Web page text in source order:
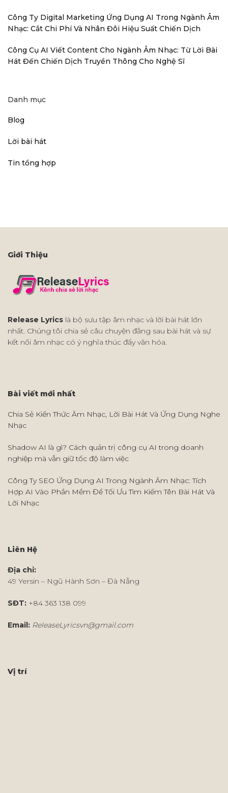
Công Ty Digital Marketing Ứng Dụng AI Trong Ngành Âm
Nhạc: Cắt Chi Phí Và Nhân Đôi Hiệu Suất Chiến Dịch
Công Cụ AI Viết Content Cho Ngành Âm Nhạc: Từ Lời Bài
Hát Đến Chiến Dịch Truyền Thông Cho Nghệ Sĩ
Danh mục
Blog
Lời bài hát
Tin tổng hợp
Giới Thiệu
Release Lyrics là bộ sưu tập âm nhạc và lời bài hát lớn
nhất. Chúng tôi chia sẻ câu chuyện đằng sau bài hát và sự
kết nối âm nhạc có ý nghĩa thúc đẩy văn hóa.
Bài viết mới nhất
Chia Sẻ Kiến Thức Âm Nhạc, Lời Bài Hát Và Ứng Dụng Nghe
Nhạc
Shadow AI là gì? Cách quản trị công cụ AI trong doanh
nghiệp mà vẫn giữ tốc độ làm việc
Công Ty SEO Ứng Dụng AI Trong Ngành Âm Nhạc: Tích
Hợp AI Vào Phần Mềm Để Tối Ưu Tìm Kiếm Tên Bài Hát Và
Lời Nhạc
Liên Hệ
Địa chỉ:
49 Yersin – Ngũ Hành Sơn – Đà Nẵng
SĐT: +84 363 138 099
Email: ReleaseLyricsvn@gmail.com
Vị trí